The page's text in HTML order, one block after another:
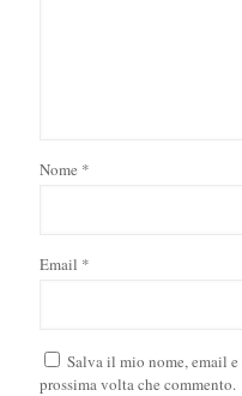
Nome *
Email *
Salva il mio nome, email
prossima volta che commento.